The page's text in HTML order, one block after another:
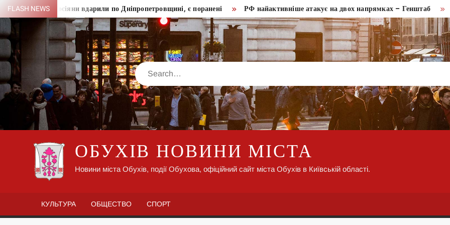
Skip
to
content
FLASH NEWSРосіяни вдарили по Дніпропетровщині, є поранені РФ найактивніше атакує на двох напрямках – Генштаб Удар
Search
ОБУХІВ НОВИНИ МІСТА
Новини міста Обухів, події Обухова, офіційний сайт міста Обухів в Київській області.
КУЛЬТУРА ОБЩЕСТВО СПОРТ